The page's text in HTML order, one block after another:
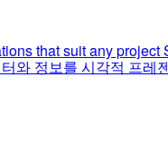
that suit any project
와 정보를 시각적 프레